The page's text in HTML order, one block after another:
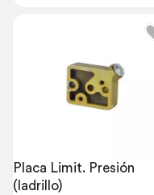
Placa Limit. Presión
(ladrillo)